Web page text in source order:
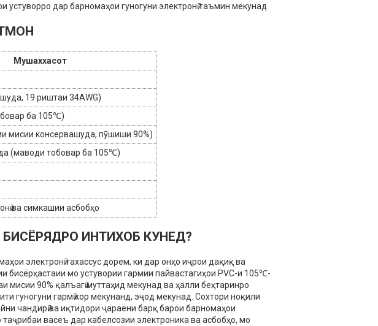
устуворро дар барномаҳои гуногуни электронӣ таъмин мекунад
Мушаххасот
19 риштаи 34AWG)
ба 105℃)
мисии консервашуда, пӯшиши 90%)
(маводи тобовар ба 105℃)
ва симкашии асбобҳо
ИНТИХОБ КУНЕД?
электронӣ тахассус дорем, ки дар онҳо иҷрои дақиқ ва
бисёрҳастаии мо устувории гармии пайвастагиҳои PVC-и 105℃-
мисии 90% қалъагӣ муттаҳид мекунад ва ҳалли беҳтаринро
гуногуни гармӣ кор мекунанд, эҷод мекунад. Сохтори ноқили
чандирӣ ва иқтидори ҷараёни барқ ​​барои барномаҳои
васеъ дар кабелсозии электроника ва асбобҳо, мо